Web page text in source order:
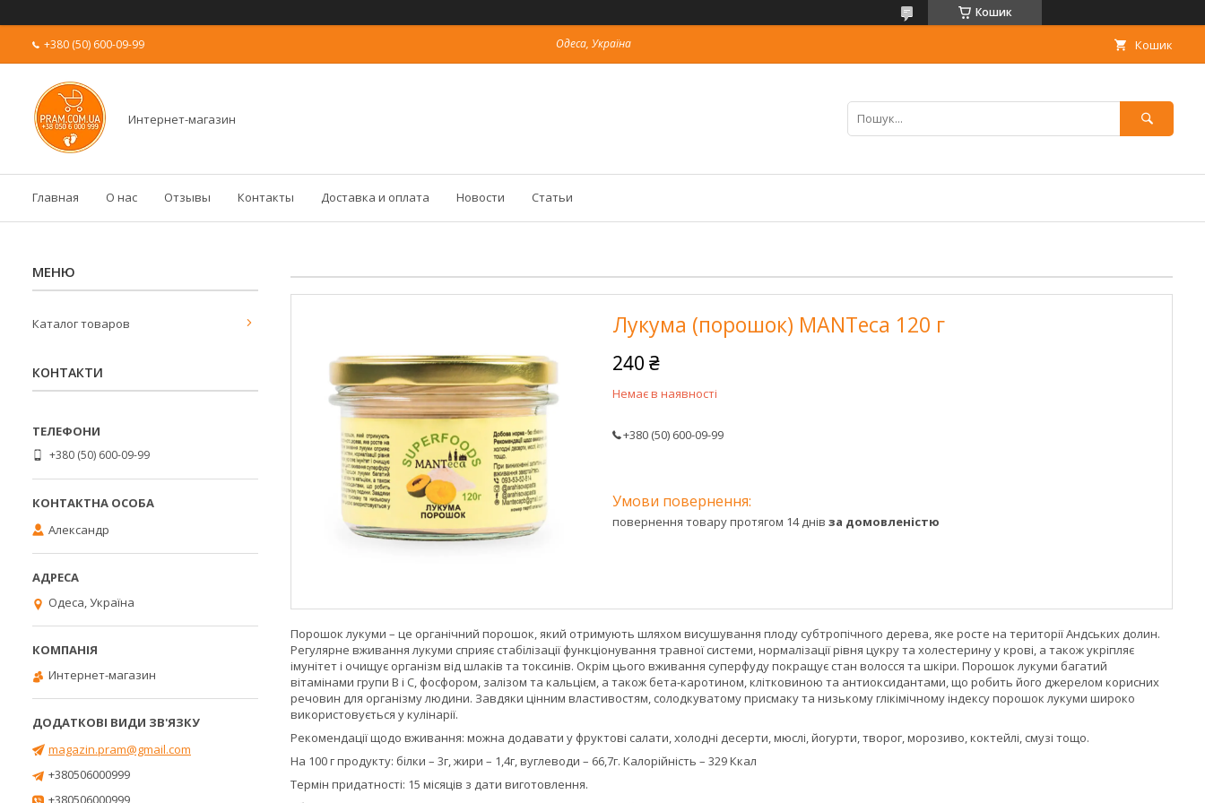
Кошик
+380 (50) 600-09-99 Одеса, Україна Кошик
Интернет-магазин
Главная О нас Отзывы Контакты Доставка и оплата Новости Статьи
Лукума (порошок) MANTeca 120 г
240 ₴
Немає в наявності
+380 (50) 600-09-99
повернення товару протягом 14 днів за домовленістю
Порошок лукуми – це органічний порошок, який отримують шляхом висушування плоду субтропічного дерева, яке росте на території Андських долин.
Регулярне вживання лукуми сприяє стабілізації функціонування травної системи, нормалізації рівня цукру та холестерину у крові, а також укріпляє
імунітет і очищує організм від шлаків та токсинів. Окрім цього вживання суперфуду покращує стан волосся та шкіри. Порошок лукуми багатий
вітамінами групи В і С, фосфором, залізом та кальцієм, а також бета-каротином, клітковиною та антиоксидантами, що робить його джерелом корисних
речовин для організму людини. Завдяки цінним властивостям, солодкуватому присмаку та низькому глікімічному індексу порошок лукуми широко
використовується у кулінарії.
Рекомендації щодо вживання: можна додавати у фруктові салати, холодні десерти, мюслі, йогурти, творог, морозиво, коктейлі, смузі тощо.
На 100 г продукту: білки – 3г, жири – 1,4г, вуглеводи – 66,7г. Калорійність – 329 Ккал
Термін придатності: 15 місяців з дати виготовлення.
Каталог товаров
КОНТАКТИ
+380 (50) 600-09-99
Александр
Одеса, Україна
Интернет-магазин
magazin.pram@gmail.com
+380506000999
+380506000999